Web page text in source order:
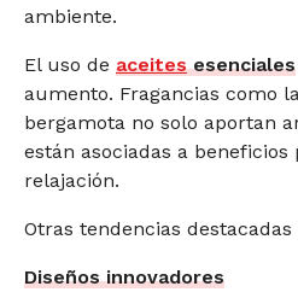
ambiente.
El uso de aceitesesenciales
aumento. Fragancias como
bergamota no solo aportan
están asociadas a
relajación.
Otras tendencias
Diseños innovadores